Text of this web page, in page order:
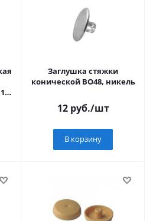
Заглушка стяжки
конической BO48, никель
12руб./шт
В корзину